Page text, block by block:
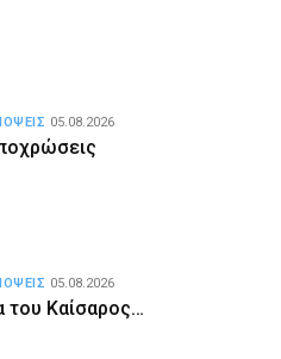
05.08.2026
του Καίσαρος…
05.08.2026